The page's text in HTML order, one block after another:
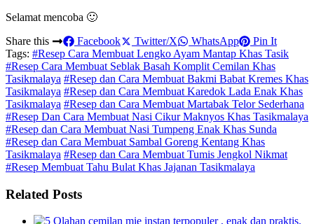
Selamat mencoba 🙂
Share this
Facebook Twitter/X WhatsApp
Pin It
Tags: #Resep Cara Membuat Lengko Ayam Mantap Khas Tasik
#Resep Cara Membuat Seblak Basah Komplit Cemilan Khas
Tasikmalaya #Resep dan Cara Membuat Bakmi Babat Kremes Khas
Tasikmalaya #Resep dan Cara Membuat Karedok Lada Enak Khas
Tasikmalaya #Resep dan Cara Membuat Martabak Telor Sederhana
#Resep Dan Cara Membuat Nasi Cikur Maknyos Khas Tasikmalaya
#Resep dan Cara Membuat Nasi Tumpeng Enak Khas Sunda
#Resep dan Cara Membuat Sambal Goreng Kentang Khas
Tasikmalaya #Resep dan Cara Membuat Tumis Jengkol Nikmat
#Resep Membuat Tahu Bulat Khas Jajanan Tasikmalaya
Related Posts